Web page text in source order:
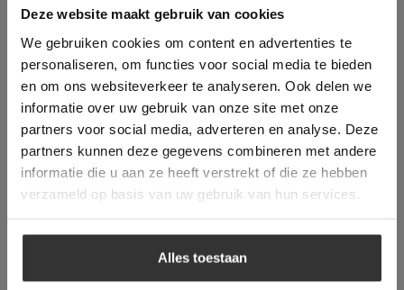
Deze website maakt gebruik van cookies
We gebruiken cookies om content en advertenties te
personaliseren, om functies voor social media te bieden
en om ons websiteverkeer te analyseren. Ook delen we
informatie over uw gebruik van onze site met onze
partners voor social media, adverteren en analyse. Deze
partners kunnen deze gegevens combineren met andere
informatie die u aan ze heeft verstrekt of die ze hebben
verzameld op basis van uw gebruik van hun services.
Alles toestaan
This Cookie Banner was deleted and is no
longer working. Please contact the website
administrator.
Deze website gebruikt cookies om de
gebruikerservaring te verbeteren. Door
gebruik te maken van onze website geeft u
toestemming voor alle cookies in
overeenstemming met ons cookiebeleid.Lees
verder
ALLES ACCEPTEREN
ALLES AFWIJZEN
DETAILS WEERGEVEN